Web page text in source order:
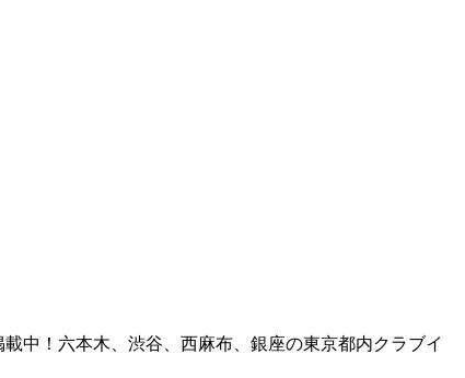
中！六本木、渋谷、西麻布、銀座の東京都内クラブイ